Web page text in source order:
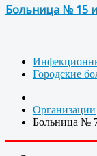
Больница № 15
Городские
Организации
Больница №